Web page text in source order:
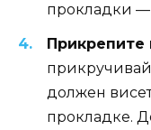
прокладки —
должен
прокладке.